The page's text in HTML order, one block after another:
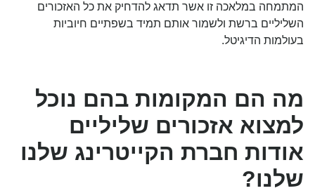
המתמחה במלאכה זו אשר תדאג להדחיק את כל האזכורים
השליליים ברשת ולשמור אותם תמיד בשפתיים חיוביות
בעולמות הדיגיטל.
מה הם המקומות בהם נוכל
למצוא אזכורים שליליים
אודות חברת הקייטרינג שלנו
שלנו?